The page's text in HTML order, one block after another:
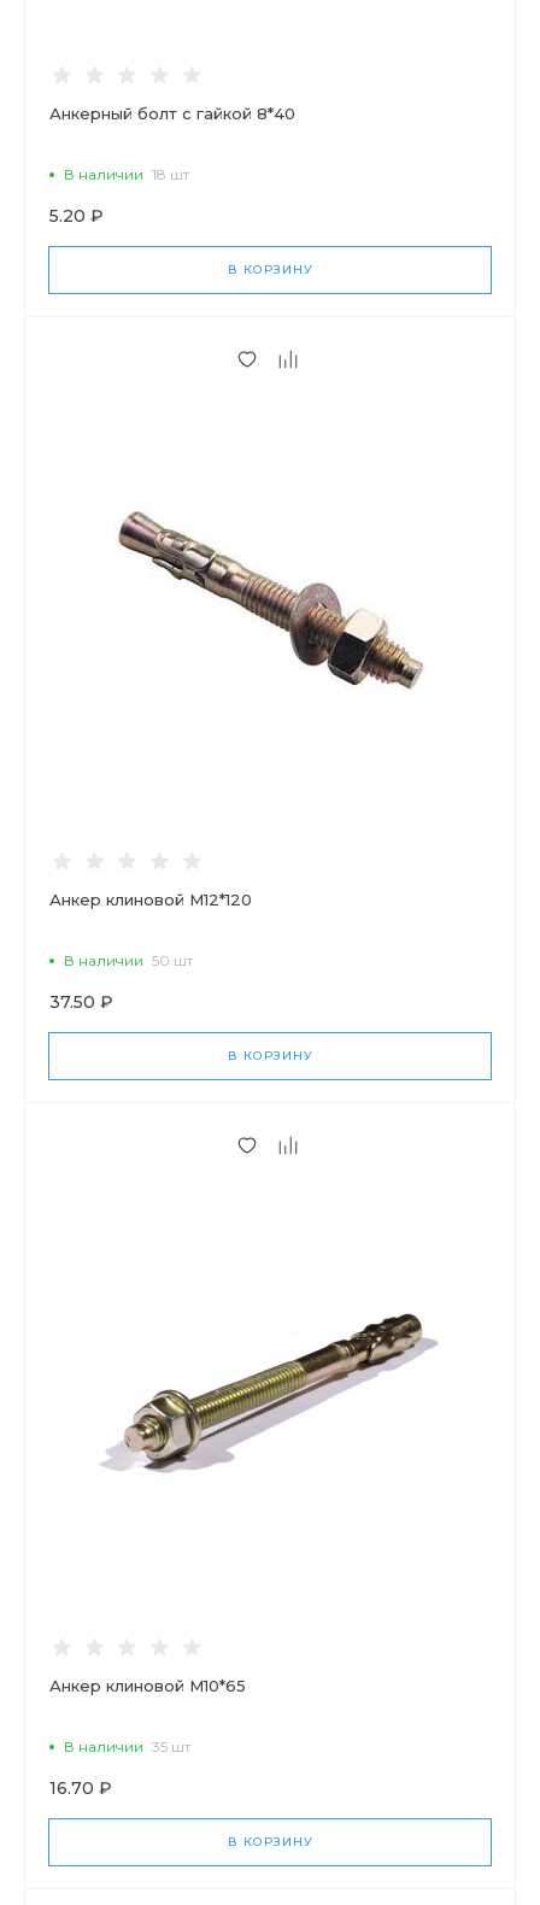
Анкерный болт с гайкой 8*40
В наличии 18 шт
5.20 ₽
В КОРЗИНУ
Анкер клиновой М12*120
В наличии 50 шт
37.50 ₽
В КОРЗИНУ
Анкер клиновой М10*65
В наличии 35 шт
16.70 ₽
В КОРЗИНУ